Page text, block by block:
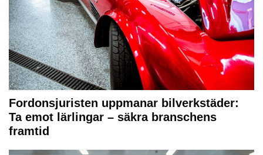
Fordonsjuristen uppmanar bilverkstäder:
Ta emot lärlingar – säkra branschens
framtid